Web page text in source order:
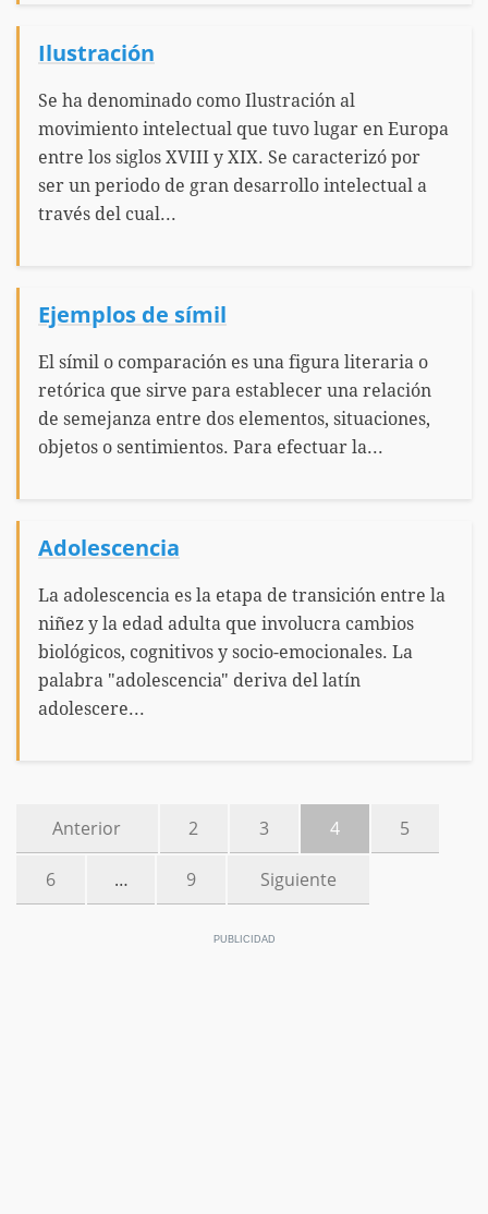
Ilustración
Se ha denominado como Ilustración al
movimiento intelectual que tuvo lugar en Europa
entre los siglos XVIII y XIX. Se caracterizó por
ser un periodo de gran desarrollo intelectual a
través del cual...
Ejemplos de símil
El símil o comparación es una figura literaria o
retórica que sirve para establecer una relación
de semejanza entre dos elementos, situaciones,
objetos o sentimientos. Para efectuar la...
Adolescencia
La adolescencia es la etapa de transición entre la
niñez y la edad adulta que involucra cambios
biológicos, cognitivos y socio-emocionales. La
palabra "adolescencia" deriva del latín
adolescere...
Anterior 2 3 4 5
6 … 9 Siguiente